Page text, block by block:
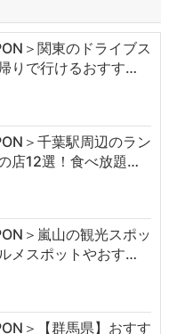
＞関東のドライブス
りで行けるおすす…
＞千葉駅周辺のラン
店12選！食べ放題…
＞嵐山の観光スポッ
メスポットやおす…
＞【群馬県】おすす